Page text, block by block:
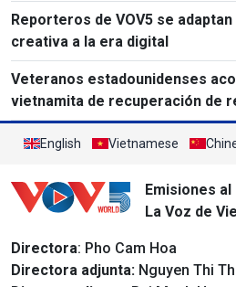
Reporteros de VOV5 se
creativa a la era digital
Veteranos estadounidenses
vietnamita de recuperación de
caídos
English Vietnamese
Emisiones
La Voz de
Directora: Pho Cam Hoa
Directora adjunta: Nguyen Thi